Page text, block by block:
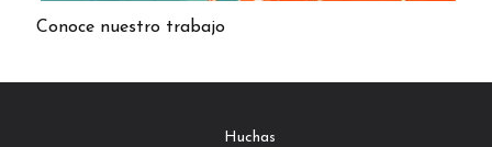
Conoce nuestro trabajo
Huchas